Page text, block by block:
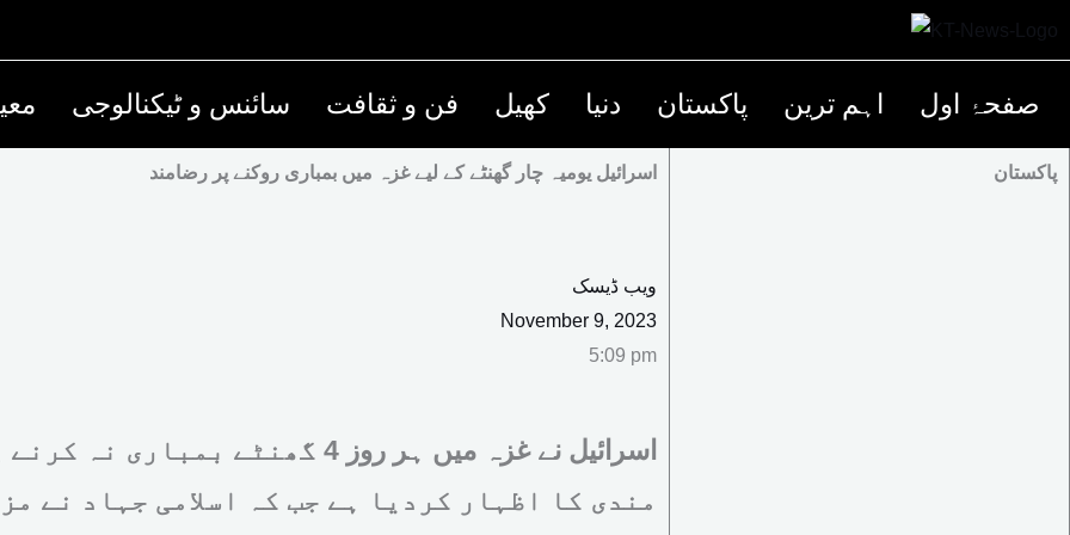
سائنس و ٹیکنالوجی فن و ثقافت کھیل دنیا پاکستان اہم ترین صفحۂ اول
اسرائیل یومیہ چار گھنٹے کے لیے غزہ میں بمباری روکنے پر رضامند
ویب ڈیسک
November 9, 2023
5:09 pm
اسرائیل نے غزہ میں ہر روز 4 گھنٹے بمباری
مندی کا اظہار کردیا ہے جب کہ اسلامی جہاد نے
پاکستان